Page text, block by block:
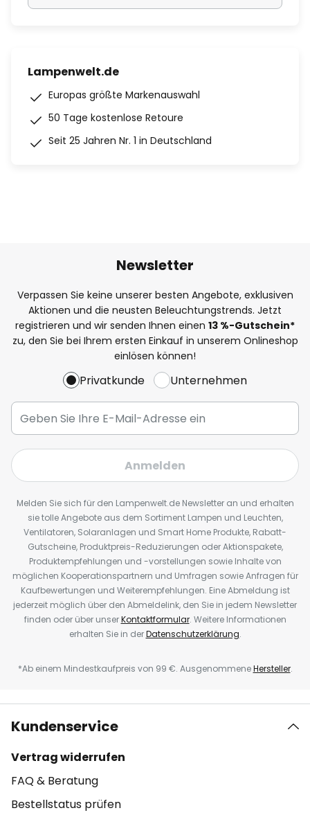
Lampenwelt.de
Europas größte Markenauswahl
50 Tage kostenlose Retoure
Seit 25 Jahren Nr. 1 in Deutschland
Newsletter
Verpassen Sie keine unserer besten Angebote, exklusiven
Aktionen und die neusten Beleuchtungstrends. Jetzt
registrieren und wir senden Ihnen einen 13 %-Gutschein*
zu, den Sie bei Ihrem ersten Einkauf in unserem Onlineshop
einlösen können!
Privatkunde Unternehmen
Anmelden
Melden Sie sich für den Lampenwelt.de Newsletter an und erhalten
sie tolle Angebote aus dem Sortiment Lampen und Leuchten,
Ventilatoren, Solaranlagen und Smart Home Produkte, Rabatt-
Gutscheine, Produktpreis-Reduzierungen oder Aktionspakete,
Produktempfehlungen und -vorstellungen sowie Inhalte von
möglichen Kooperationspartnern und Umfragen sowie Anfragen für
Kaufbewertungen und Weiterempfehlungen. Eine Abmeldung ist
jederzeit möglich über den Abmeldelink, den Sie in jedem Newsletter
finden oder über unserKontaktformular. Weitere Informationen
erhalten Sie in derDatenschutzerklärung.
*Ab einem Mindestkaufpreis von 99 €. AusgenommeneHersteller.
Kundenservice
Vertrag widerrufen
FAQ & Beratung
Bestellstatus prüfen